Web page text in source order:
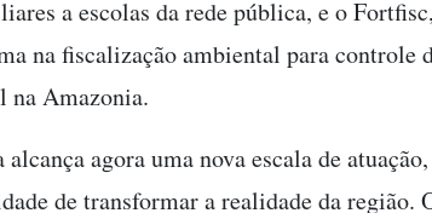
a escolas da rede pública, e o
na fiscalização ambiental para controle
na Amazonia.
agora uma nova escala de
de transformar a realidade da região.